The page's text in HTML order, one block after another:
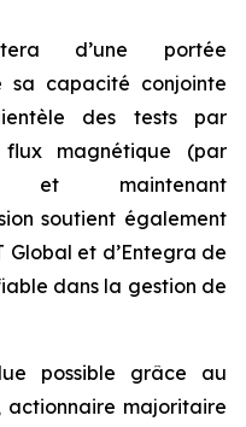
d’une portée
capacité conjointe
des tests par
magnétique (par
et maintenant
soutient également
Global et d’Entegra de
dans la gestion de
possible grâce au
majoritaire